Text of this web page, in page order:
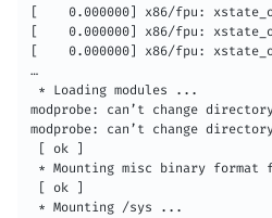
[    0.000000] x86/fpu:
[    0.000000] x86/fpu:
[    0.000000] x86/fpu:
…
* Loading modules ...
modprobe: can’t change
modprobe: can’t change
[ ok ]
* Mounting misc binary
[ ok ]
* Mounting /sys ...